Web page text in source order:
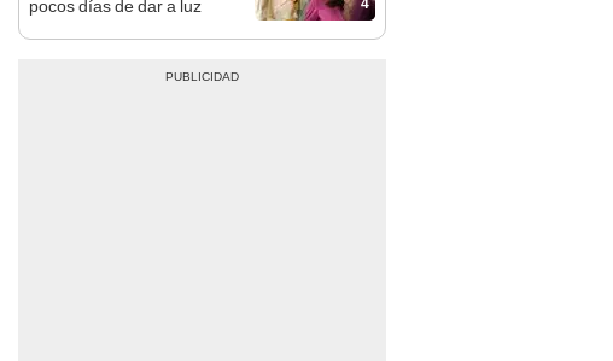
4
pocos días de dar a luz